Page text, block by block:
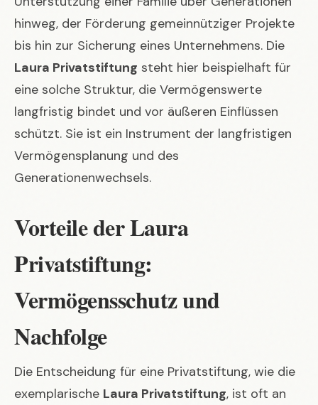
hinweg, der Förderung gemeinnütziger Projekte
bis hin zur Sicherung eines Unternehmens. Die
Laura Privatstiftung steht hier beispielhaft für
eine solche Struktur, die Vermögenswerte
langfristig bindet und vor äußeren Einflüssen
schützt. Sie ist ein Instrument der langfristigen
Vermögensplanung und des
Generationenwechsels.
Vorteile der Laura
Privatstiftung:
Vermögensschutz und
Nachfolge
Die Entscheidung für eine Privatstiftung, wie die
exemplarische Laura Privatstiftung, ist oft an